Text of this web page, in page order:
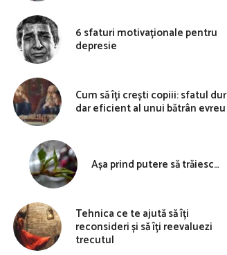
6 sfaturi motivaționale pentru
depresie
Cum să îți crești copiii: sfatul
dar eficient al unui bătrân evreu
Așa prind putere să trăiesc…
Tehnica ce te ajută să îți
reconsideri și să îți reevaluezi
trecutul